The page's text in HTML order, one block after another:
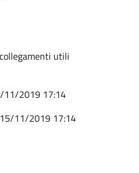
utili
11/2019 17:14
15/11/2019 17:14